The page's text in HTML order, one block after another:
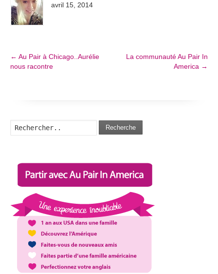
avril 15, 2014
← Au Pair à Chicago..Aurélie
nous racontre
La communauté Au Pair In
America →
Recherche